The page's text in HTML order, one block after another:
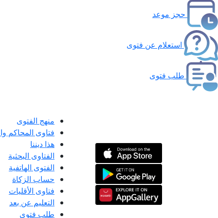
حجز موعد
استعلام عن فتوى
طلب فتوى
منهج الفتوى
فتاوى المحاكم
هذا ديننا
الفتاوى البحثية
الفتوى الهاتفية
حساب الزكاة
فتاوى الأقليات
التعليم عن بعد
طلب فتوى